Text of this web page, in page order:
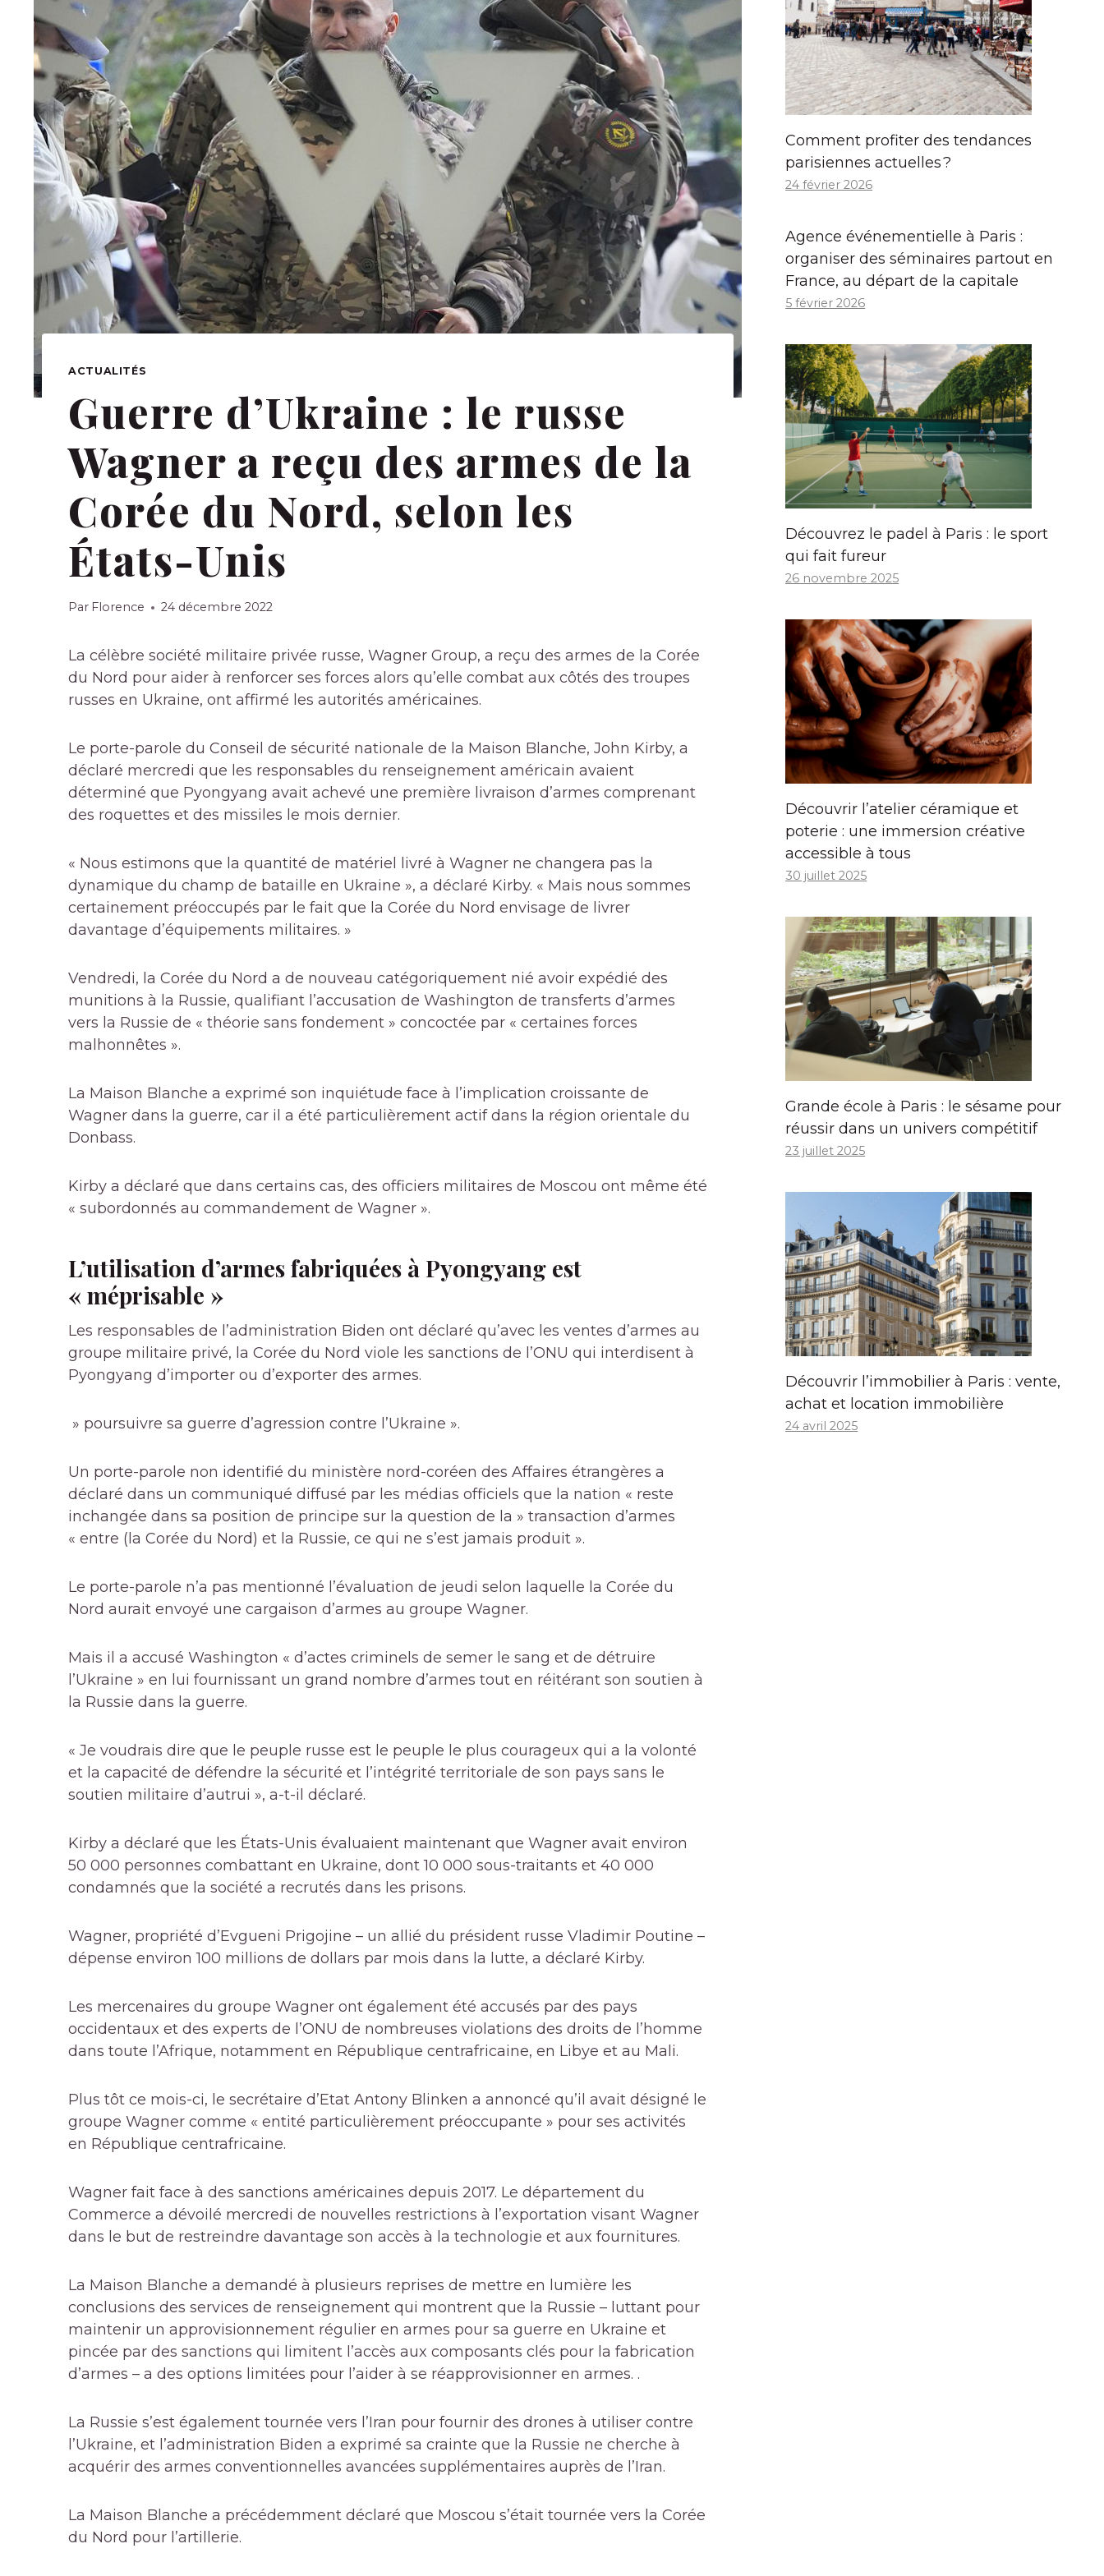
ACTUALITÉS
Guerre d’Ukraine : le russe
Wagner a reçu des armes de la
Corée du Nord, selon les
États-Unis
Par Florence 24 décembre 2022
La célèbre société militaire privée russe, Wagner Group, a reçu des armes de la Corée
du Nord pour aider à renforcer ses forces alors qu’elle combat aux côtés des troupes
russes en Ukraine, ont affirmé les autorités américaines.
Le porte-parole du Conseil de sécurité nationale de la Maison Blanche, John Kirby, a
déclaré mercredi que les responsables du renseignement américain avaient
déterminé que Pyongyang avait achevé une première livraison d’armes comprenant
des roquettes et des missiles le mois dernier.
« Nous estimons que la quantité de matériel livré à Wagner ne changera pas la
dynamique du champ de bataille en Ukraine », a déclaré Kirby. « Mais nous sommes
certainement préoccupés par le fait que la Corée du Nord envisage de livrer
davantage d’équipements militaires. »
Vendredi, la Corée du Nord a de nouveau catégoriquement nié avoir expédié des
munitions à la Russie, qualifiant l’accusation de Washington de transferts d’armes
vers la Russie de « théorie sans fondement » concoctée par « certaines forces
malhonnêtes ».
La Maison Blanche a exprimé son inquiétude face à l’implication croissante de
Wagner dans la guerre, car il a été particulièrement actif dans la région orientale du
Donbass.
Kirby a déclaré que dans certains cas, des officiers militaires de Moscou ont même été
« subordonnés au commandement de Wagner ».
L’utilisation d’armes fabriquées à Pyongyang est
« méprisable »
Les responsables de l’administration Biden ont déclaré qu’avec les ventes d’armes au
groupe militaire privé, la Corée du Nord viole les sanctions de l’ONU qui interdisent à
Pyongyang d’importer ou d’exporter des armes.
» poursuivre sa guerre d’agression contre l’Ukraine ».
Un porte-parole non identifié du ministère nord-coréen des Affaires étrangères a
déclaré dans un communiqué diffusé par les médias officiels que la nation « reste
inchangée dans sa position de principe sur la question de la » transaction d’armes
« entre (la Corée du Nord) et la Russie, ce qui ne s’est jamais produit ».
Le porte-parole n’a pas mentionné l’évaluation de jeudi selon laquelle la Corée du
Nord aurait envoyé une cargaison d’armes au groupe Wagner.
Mais il a accusé Washington « d’actes criminels de semer le sang et de détruire
l’Ukraine » en lui fournissant un grand nombre d’armes tout en réitérant son soutien à
la Russie dans la guerre.
« Je voudrais dire que le peuple russe est le peuple le plus courageux qui a la volonté
et la capacité de défendre la sécurité et l’intégrité territoriale de son pays sans le
soutien militaire d’autrui », a-t-il déclaré.
Kirby a déclaré que les États-Unis évaluaient maintenant que Wagner avait environ
50 000 personnes combattant en Ukraine, dont 10 000 sous-traitants et 40 000
condamnés que la société a recrutés dans les prisons.
Wagner, propriété d’Evgueni Prigojine – un allié du président russe Vladimir Poutine –
dépense environ 100 millions de dollars par mois dans la lutte, a déclaré Kirby.
Les mercenaires du groupe Wagner ont également été accusés par des pays
occidentaux et des experts de l’ONU de nombreuses violations des droits de l’homme
dans toute l’Afrique, notamment en République centrafricaine, en Libye et au Mali.
Plus tôt ce mois-ci, le secrétaire d’Etat Antony Blinken a annoncé qu’il avait désigné le
groupe Wagner comme « entité particulièrement préoccupante » pour ses activités
en République centrafricaine.
Wagner fait face à des sanctions américaines depuis 2017. Le département du
Commerce a dévoilé mercredi de nouvelles restrictions à l’exportation visant Wagner
dans le but de restreindre davantage son accès à la technologie et aux fournitures.
La Maison Blanche a demandé à plusieurs reprises de mettre en lumière les
conclusions des services de renseignement qui montrent que la Russie – luttant pour
maintenir un approvisionnement régulier en armes pour sa guerre en Ukraine et
pincée par des sanctions qui limitent l’accès aux composants clés pour la fabrication
d’armes – a des options limitées pour l’aider à se réapprovisionner en armes. .
La Russie s’est également tournée vers l’Iran pour fournir des drones à utiliser contre
l’Ukraine, et l’administration Biden a exprimé sa crainte que la Russie ne cherche à
acquérir des armes conventionnelles avancées supplémentaires auprès de l’Iran.
La Maison Blanche a précédemment déclaré que Moscou s’était tournée vers la Corée
du Nord pour l’artillerie.
Comment profiter des tendances
parisiennes actuelles ?
24 février 2026
Agence événementielle à Paris :
organiser des séminaires partout en
France, au départ de la capitale
5 février 2026
Découvrez le padel à Paris : le sport
qui fait fureur
26 novembre 2025
Découvrir l’atelier céramique et
poterie : une immersion créative
accessible à tous
30 juillet 2025
Grande école à Paris : le sésame pour
réussir dans un univers compétitif
23 juillet 2025
Découvrir l’immobilier à Paris : vente,
achat et location immobilière
24 avril 2025